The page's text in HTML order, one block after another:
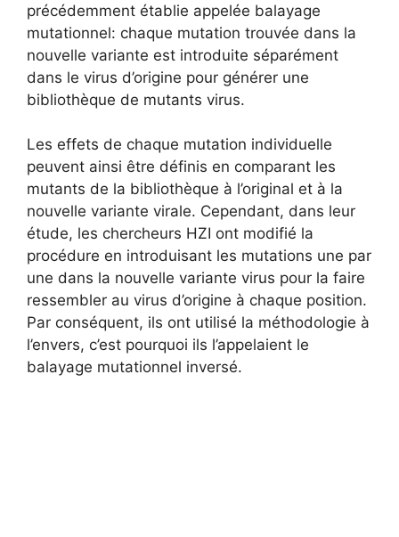
précédemment établie appelée balayage
mutationnel: chaque mutation trouvée dans la
nouvelle variante est introduite séparément
dans le virus d’origine pour générer une
bibliothèque de mutants virus.
Les effets de chaque mutation individuelle
peuvent ainsi être définis en comparant les
mutants de la bibliothèque à l’original et à la
nouvelle variante virale. Cependant, dans leur
étude, les chercheurs HZI ont modifié la
procédure en introduisant les mutations une par
une dans la nouvelle variante virus pour la faire
ressembler au virus d’origine à chaque position.
Par conséquent, ils ont utilisé la méthodologie à
l’envers, c’est pourquoi ils l’appelaient le
balayage mutationnel inversé.